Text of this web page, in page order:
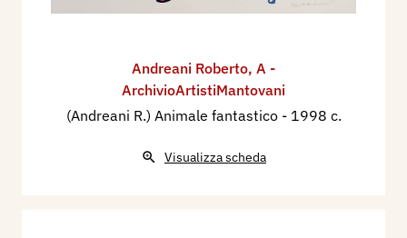
Andreani Roberto, A -
ArchivioArtistiMantovani
(Andreani R.) Animale fantastico - 1998 c.
Visualizza scheda